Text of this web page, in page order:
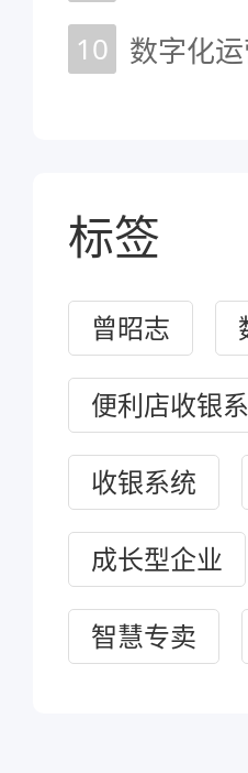
10 数字化
标签
曾昭志
便利店收银
收银系统
成长型企业
智慧专卖